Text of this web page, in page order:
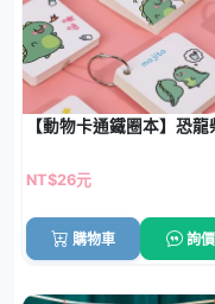
【動物卡通鐵圈本】恐
NT$26元
購物車 詢